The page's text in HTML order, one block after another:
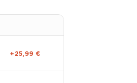
+25,99 €